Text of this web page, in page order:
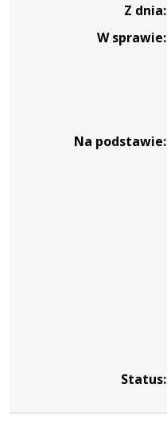
Z dnia:
W sprawie:
Na podstawie:
Status: